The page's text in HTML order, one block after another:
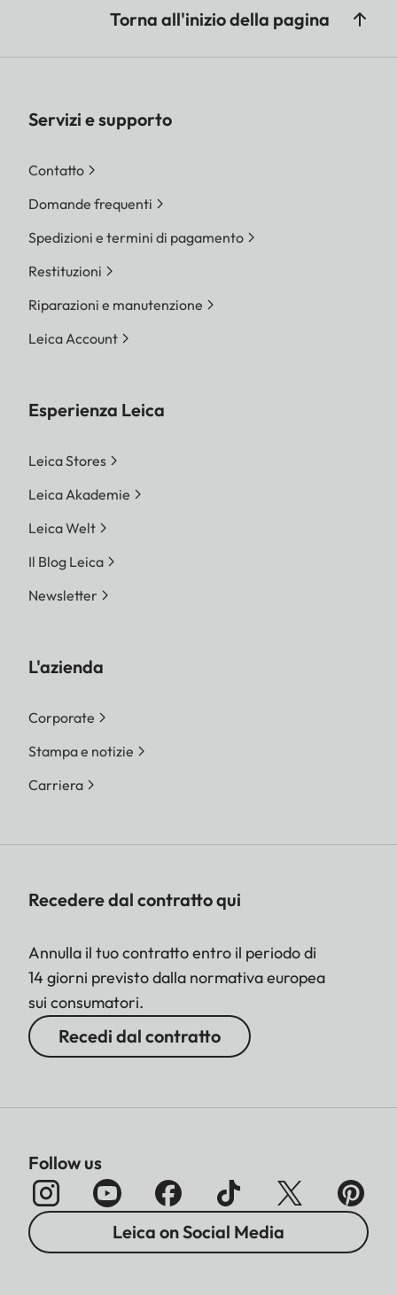
Torna all'inizio della pagina
Servizi e supporto
Contatto
Domande frequenti
Spedizioni e termini di pagamento
Restituzioni
Riparazioni e manutenzione
Leica Account
Esperienza Leica
Leica Stores
Leica Akademie
Leica Welt
Il Blog Leica
Newsletter
L'azienda
Corporate
Stampa e notizie
Carriera
Recedere dal contratto qui
Annulla il tuo contratto entro il periodo di
14 giorni previsto dalla normativa europea
sui consumatori.
Recedi dal contratto
Follow us
Leica on Social Media